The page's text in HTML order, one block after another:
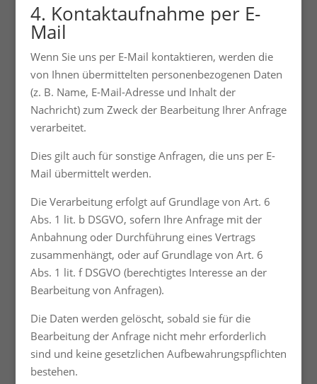
4. Kontaktaufnahme per E-
Mail
Wenn Sie uns per E-Mail kontaktieren, werden die
von Ihnen übermittelten personenbezogenen Daten
(z. B. Name, E-Mail-Adresse und Inhalt der
Nachricht) zum Zweck der Bearbeitung Ihrer Anfrage
verarbeitet.
Dies gilt auch für sonstige Anfragen, die uns per E-
Mail übermittelt werden.
Die Verarbeitung erfolgt auf Grundlage von Art. 6
Abs. 1 lit. b DSGVO, sofern Ihre Anfrage mit der
Anbahnung oder Durchführung eines Vertrags
zusammenhängt, oder auf Grundlage von Art. 6
Abs. 1 lit. f DSGVO (berechtigtes Interesse an der
Bearbeitung von Anfragen).
Die Daten werden gelöscht, sobald sie für die
Bearbeitung der Anfrage nicht mehr erforderlich
sind und keine gesetzlichen Aufbewahrungspflichten
bestehen.